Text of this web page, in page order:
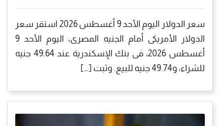
سعر الدولار اليوم الأحد 9 أغسطس 2026 استقر سعر
الدولار الأمريكى أمام الجنيه المصرى، اليوم الأحد 9
أغسطس 2026، فى بنك الإسكندرية عند 49.64 جنيه
للشراء، و49.74 جنيه للبيع. وثبت […]